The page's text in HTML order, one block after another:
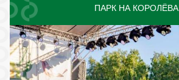
ПАРК НА КОРОЛЁВА